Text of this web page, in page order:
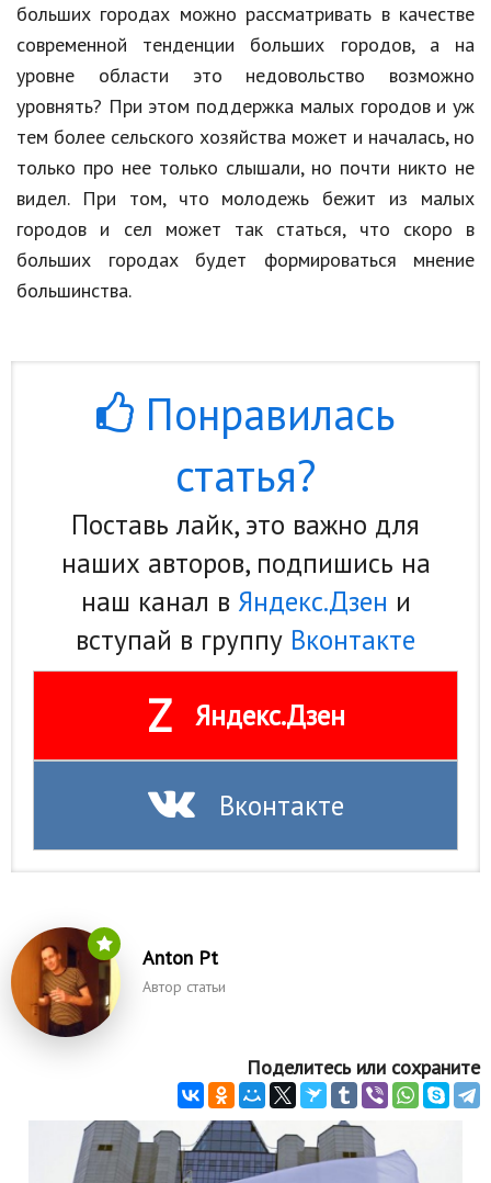
больших городах можно рассматривать в качестве
современной тенденции больших городов, а на
уровне области это недовольство возможно
уровнять? При этом поддержка малых городов и уж
тем более сельского хозяйства может и началась, но
только про нее только слышали, но почти никто не
видел. При том, что молодежь бежит из малых
городов и сел может так статься, что скоро в
больших городах будет формироваться мнение
большинства.
Понравилась
статья?
Поставь лайк, это важно для
наших авторов, подпишись на
наш канал в Яндекс.Дзен и
вступай в группу Вконтакте
Z Яндекс.Дзен
Вконтакте
Anton Pt
Автор статьи
Поделитесь или сохраните